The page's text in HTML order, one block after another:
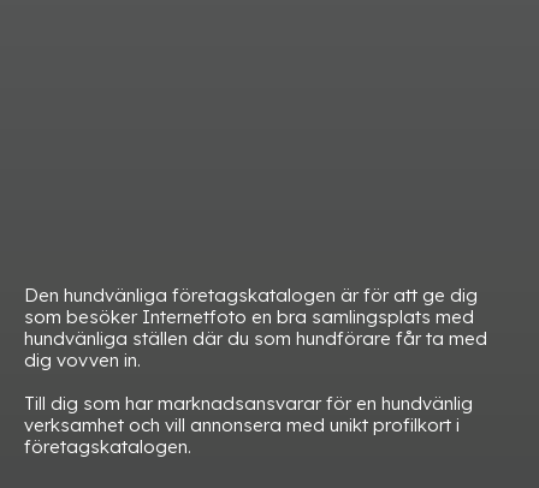
Den hundvänliga företagskatalogen är för att ge dig
som besöker Internetfoto en bra samlingsplats med
hundvänliga ställen där du som hundförare får ta med
dig vovven in.
Till dig som har marknadsansvarar för en hundvänlig
verksamhet och vill annonsera med unikt profilkort i
företagskatalogen.